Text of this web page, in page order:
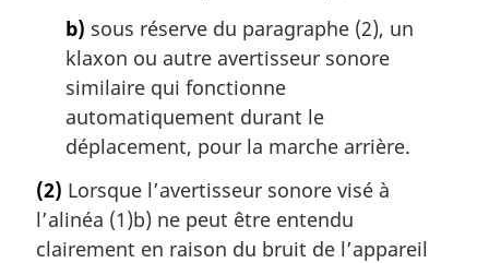
b) sous réserve du paragraphe (2), un
klaxon ou autre avertisseur sonore
similaire qui fonctionne
automatiquement durant le
déplacement, pour la marche arrière.
(2) Lorsque l’avertisseur sonore visé à
l’alinéa (1)b) ne peut être entendu
clairement en raison du bruit de l’appareil